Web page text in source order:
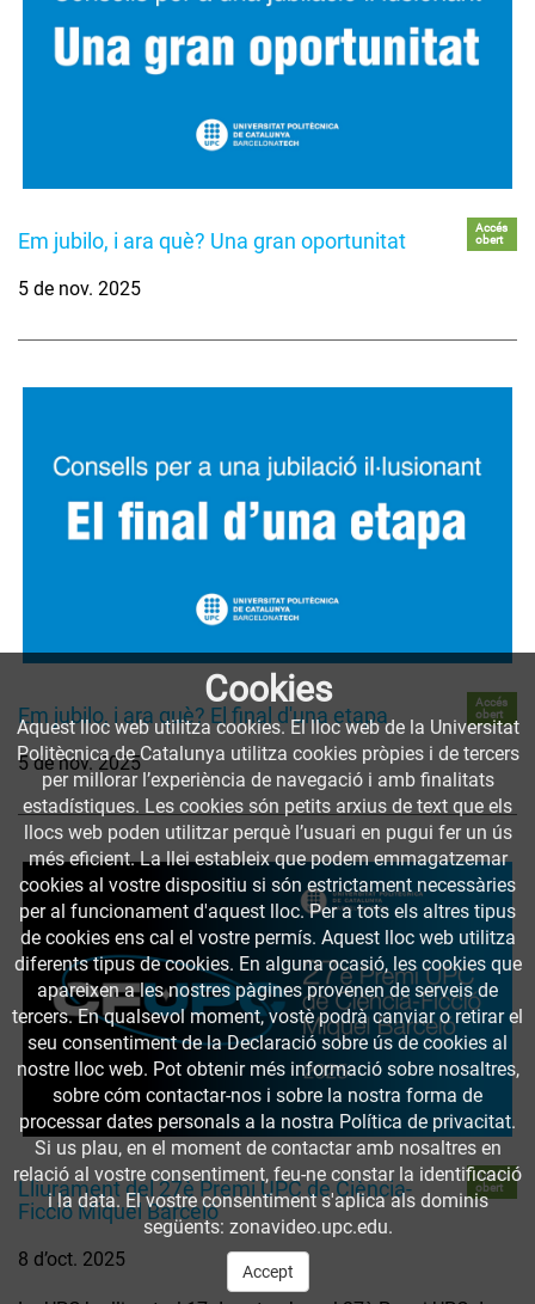
Em jubilo, i ara què? Una gran oportunitat
Accés
obert
5 de nov. 2025
Em jubilo, i ara què? El final d'una etapa
Accés
obert
5 de nov. 2025
Lliurament del 27è Premi UPC de Ciència-
Ficció Miquel Barceló
Accés
obert
8 d’oct. 2025
Cookies
Aquest lloc web utilitza cookies. El lloc web de la Universitat
Politècnica de Catalunya utilitza cookies pròpies i de tercers
per millorar l’experiència de navegació i amb finalitats
estadístiques. Les cookies són petits arxius de text que els
llocs web poden utilitzar perquè l’usuari en pugui fer un ús
més eficient. La llei estableix que podem emmagatzemar
cookies al vostre dispositiu si són estrictament necessàries
per al funcionament d'aquest lloc. Per a tots els altres tipus
de cookies ens cal el vostre permís. Aquest lloc web utilitza
diferents tipus de cookies. En alguna ocasió, les cookies que
apareixen a les nostres pàgines provenen de serveis de
tercers. En qualsevol moment, vostè podrà canviar o retirar el
seu consentiment de la Declaració sobre ús de cookies al
nostre lloc web. Pot obtenir més informació sobre nosaltres,
sobre cóm contactar-nos i sobre la nostra forma de
processar dates personals a la nostra Política de privacitat.
Si us plau, en el moment de contactar amb nosaltres en
relació al vostre consentiment, feu-ne constar la identificació
i la data. El vostre consentiment s'aplica als dominis
següents: zonavideo.upc.edu.
Accept